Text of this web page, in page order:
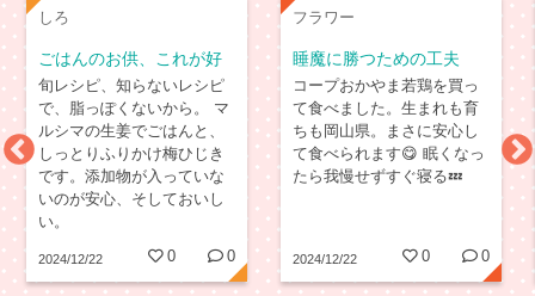
しろ
ごはんのお供、これが好
き
旬レシピ、知らないレシピ
で、脂っぽくないから。 マ
ルシマの生姜でごはんと、
しっとりふりかけ梅ひじき
です。添加物が入っていな
いのが安心、そしておいし
い。
2024/12/22 0 0
フラワー
睡魔に勝つための工夫
コープおかやま若鶏を買っ
て食べました。生まれも育
ちも岡山県。まさに安心し
て食べられます😋 眠くなっ
たら我慢せずすぐ寝る💤
2024/12/22 0 0